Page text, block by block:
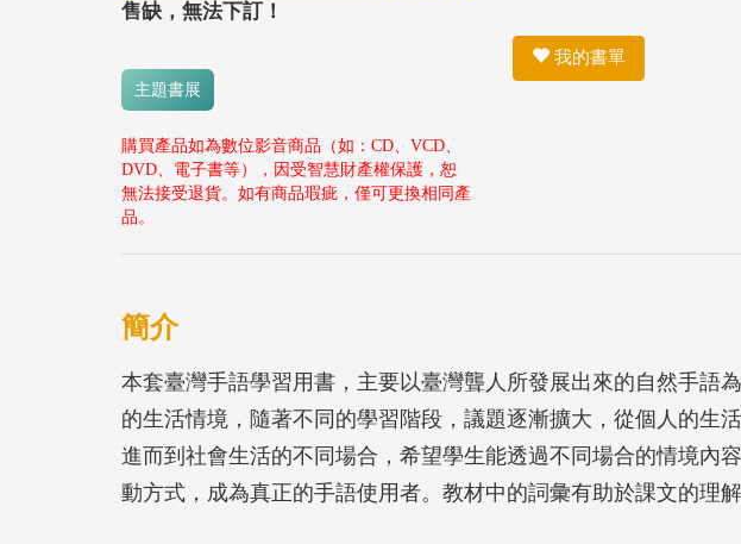
售缺，無法下訂！
主題書展
購買產品如為數位影音商品（如：CD、VCD、
DVD、電子書等），因受智慧財產權保護，恕
無法接受退貨。如有商品瑕疵，僅可更換相同產
品。
我的書單
簡介
本套臺灣手語學習用書，主要以臺灣聾人所發展出來的自然手語
的生活情境，隨著不同的學習階段，議題逐漸擴大，從個人的生
進而到社會生活的不同場合，希望學生能透過不同場合的情境內
動方式，成為真正的手語使用者。教材中的詞彙有助於課文的理
文化議題，均是特別設計，讓學生有機會透過聾人文化的議題討